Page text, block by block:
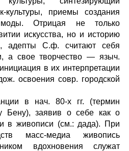
культуры, приемы создания
Отрицая не только
искусства, но и историю
адепты С.ф. считают себя
а свое творчество — языч.
в их интерпретации
освоения совр. городской
в нач. 80-х гг. (термин
Бену), заявив о себе как о
в живописи (см.: дада). При
масс-медиа живопись
вдохновения служат